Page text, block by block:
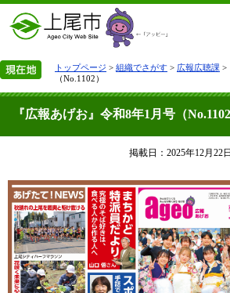
トップページ > 組織でさがす > 広報広聴課 >
（No.1102）
『広報あげお』令和8年1月号（No.1102
掲載日：2025年12月22